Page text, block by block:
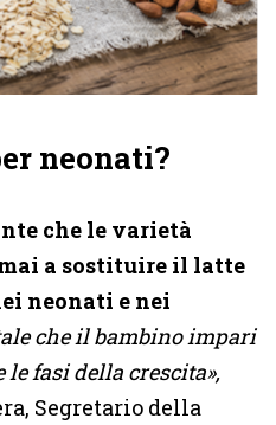
neonati?
che le varietà
a sostituire il latte
neonati e nei
che il bambino impari
le fasi della crescita»,
Segretario della